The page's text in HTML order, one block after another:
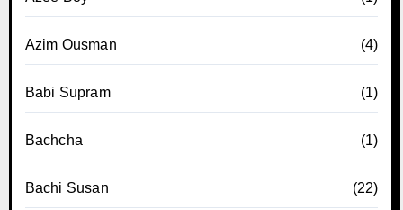
Azim Ousman (4)
Babi Supram (1)
Bachcha (1)
Bachi Susan (22)